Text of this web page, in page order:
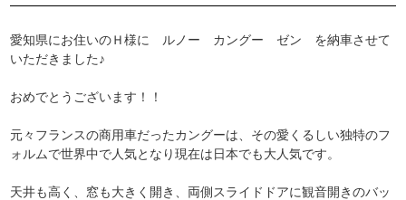
愛知県にお住いのＨ様に ルノー カングー ゼン を納車させて
いただきました♪
おめでとうございます！！
元々フランスの商用車だったカングーは、その愛くるしい独特のフ
ォルムで世界中で人気となり現在は日本でも大人気です。
天井も高く、窓も大きく開き、両側スライドドアに観音開きのバッ